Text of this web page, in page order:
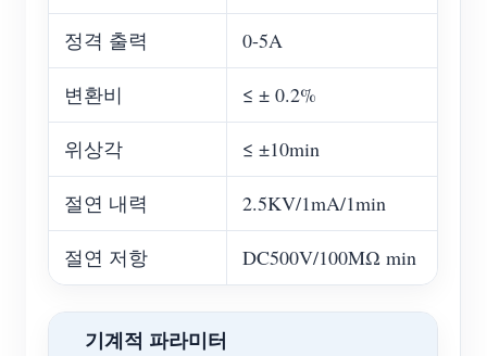
정격 출력 0-5A
변환비 ≤ ± 0.2%
위상각 ≤ ±10min
절연 내력 2.5KV/1mA/1min
절연 저항 DC500V/100MΩ min
기계적 파라미터